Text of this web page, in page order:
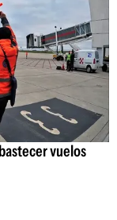
vuelos